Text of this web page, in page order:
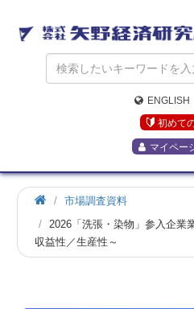
ENGLISH
初めて
マイペー
市場調査資料
2026「洗張・染物」参入企業
収益性／生産性～